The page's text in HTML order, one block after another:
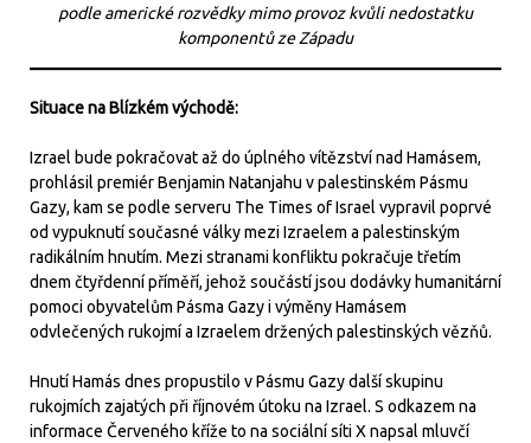
podle americké rozvědky mimo provoz kvůli nedostatku
komponentů ze Západu
Situace na Blízkém východě:
Izrael bude pokračovat až do úplného vítězství nad Hamásem,
prohlásil premiér Benjamin Natanjahu v palestinském Pásmu
Gazy, kam se podle serveru The Times of Israel vypravil poprvé
od vypuknutí současné války mezi Izraelem a palestinským
radikálním hnutím. Mezi stranami konfliktu pokračuje třetím
dnem čtyřdenní příměří, jehož součástí jsou dodávky humanitární
pomoci obyvatelům Pásma Gazy i výměny Hamásem
odvlečených rukojmí a Izraelem držených palestinských vězňů.
Hnutí Hamás dnes propustilo v Pásmu Gazy další skupinu
rukojmích zajatých při říjnovém útoku na Izrael. S odkazem na
informace Červeného kříže to na sociální síti X napsal mluvčí